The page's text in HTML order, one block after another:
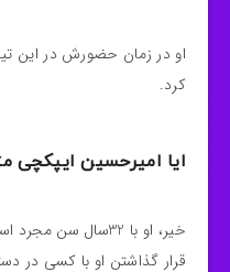
او در زمان حضورش در این
کرد.
ایا امیرحسین ایپکچی
خیر، او با 32سال
قرار گذاشتن او با کسی در